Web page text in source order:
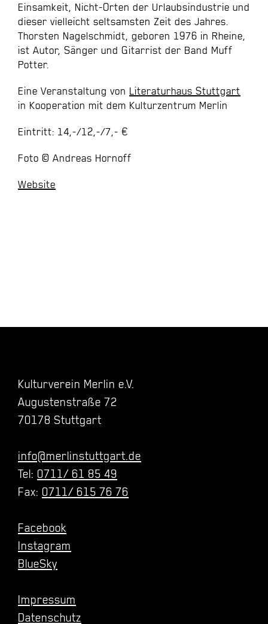
Einsamkeit, Nicht-Orten der Urlaubsindustrie und
dieser vielleicht seltsamsten Zeit des Jahres.
Thorsten Nagelschmidt, geboren 1976 in Rheine,
ist Autor, Sänger und Gitarrist der Band Muff
Potter.
Eine Veranstaltung von Literaturhaus Stuttgart
in Kooperation mit dem Kulturzentrum Merlin
Eintritt: 14,-/12,-/7,- €
Foto © Andreas Hornoff
Website
Kulturverein Merlin e.V.
Augustenstraße 72
70178 Stuttgart
info@merlinstuttgart.de
Tel: 0711/ 61 85 49
Fax: 0711/ 615 76 76
Facebook
Instagram
BlueSky
Impressum
Datenschutz